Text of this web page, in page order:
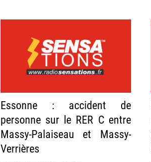
Essonne : accident de
personne sur le RER C entre
Massy-Palaiseau et Massy-
Verrières